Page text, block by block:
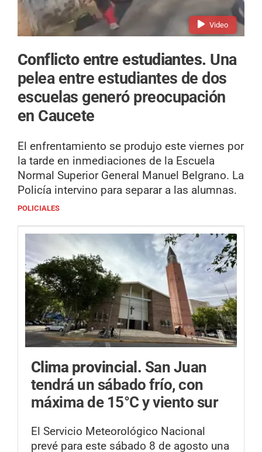
Video
Conflicto entre estudiantes. Una
pelea entre estudiantes de dos
escuelas generó preocupación
en Caucete
El enfrentamiento se produjo este viernes por
la tarde en inmediaciones de la Escuela
Normal Superior General Manuel Belgrano. La
Policía intervino para separar a las alumnas.
POLICIALES
Clima provincial. San Juan
tendrá un sábado frío, con
máxima de 15°C y viento sur
El Servicio Meteorológico Nacional
prevé para este sábado 8 de agosto una